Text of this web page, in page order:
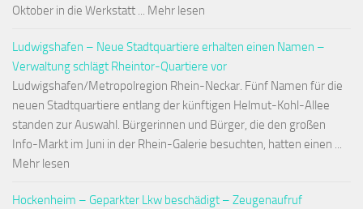
Oktober in die Werkstatt ... Mehr lesen
Ludwigshafen – Neue Stadtquartiere erhalten einen Namen –
Verwaltung schlägt Rheintor-Quartiere vor
Ludwigshafen/Metropolregion Rhein-Neckar. Fünf Namen für die
neuen Stadtquartiere entlang der künftigen Helmut-Kohl-Allee
standen zur Auswahl. Bürgerinnen und Bürger, die den großen
Info-Markt im Juni in der Rhein-Galerie besuchten, hatten einen ...
Mehr lesen
Hockenheim – Geparkter Lkw beschädigt – Zeugenaufruf